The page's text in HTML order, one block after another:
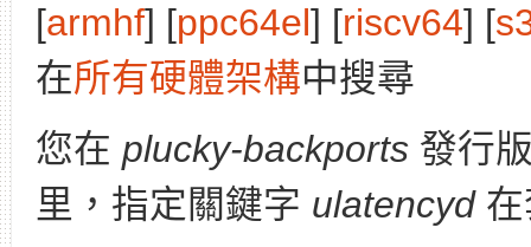
[armhf] [ppc64el] [riscv64] [
在所有硬體架構中搜尋
您在 plucky-backports 發行
里，指定關鍵字 ulatencyd在